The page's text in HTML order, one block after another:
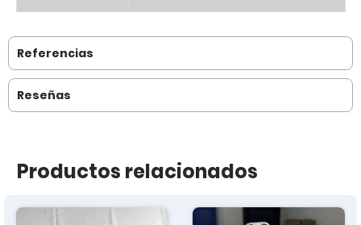
Referencias
Reseñas
Productos relacionados